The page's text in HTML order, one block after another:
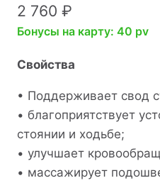
2 760 ₽
Бонусы на карту: 40 pv
Свойства
• Поддерживает свод
• благоприятствует
стоянии и ходьбе;
• улучшает
• массажирует